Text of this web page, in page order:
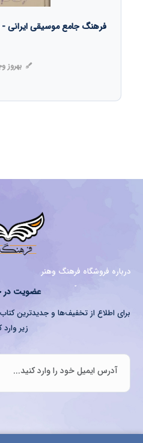
فرهنگ جامع موسیقی
بهروز
درباره فروشگاه فرهنگ وهنر
عضویت در
برای اطلاع از تخفیف‌ها و جدیدترین
زیر وارد